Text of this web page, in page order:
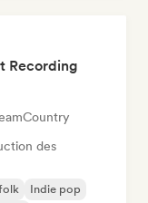
Recording
Country
des
Indie pop